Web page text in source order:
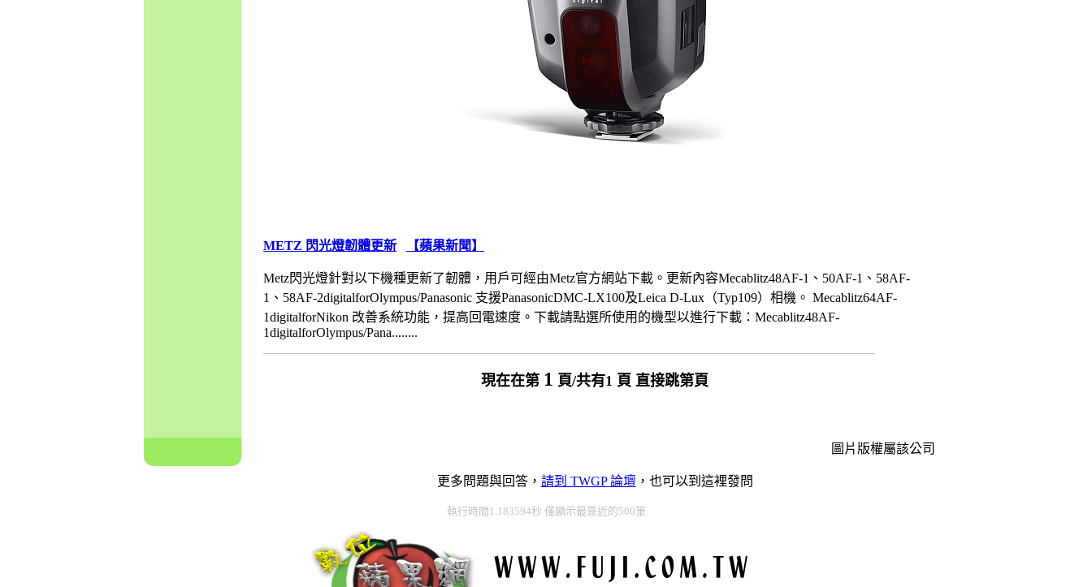
METZ 閃光燈韌體更新 【蘋果新聞】
Metz閃光燈針對以下機種更新了韌體，用戶可經由Metz官方網站下載。更新內容Mecablitz48AF-1、50AF-1、58AF-
1、58AF-2digitalforOlympus/Panasonic 支援PanasonicDMC-LX100及Leica D-Lux（Typ109）相機。 Mecablitz64AF-
1digitalforNikon 改善系統功能，提高回電速度。下載請點選所使用的機型以進行下載：Mecablitz48AF-
1digitalforOlympus/Pana........
現在在第 1 頁/共有1 頁 直接跳第頁
圖片版權屬該公司
更多問題與回答， 請到 TWGP 論壇 ，也可以到這裡發問
執行時間1.183594秒 僅顯示最靠近的500筆